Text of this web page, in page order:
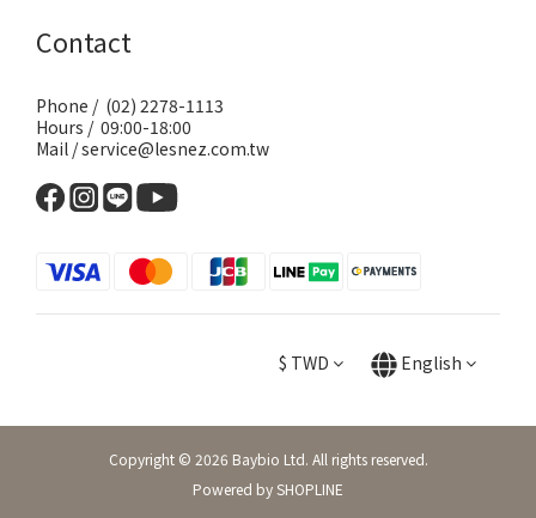
Contact
Phone / (02) 2278-1113
Hours / 09:00-18:00
Mail / service@lesnez.com.tw
$ TWD English
Copyright © 2026 Baybio Ltd. All rights reserved.
Powered by SHOPLINE